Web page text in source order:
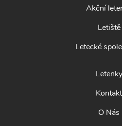
Akční
Letiště
Letecké
Letenky
Kontakt
O Nás